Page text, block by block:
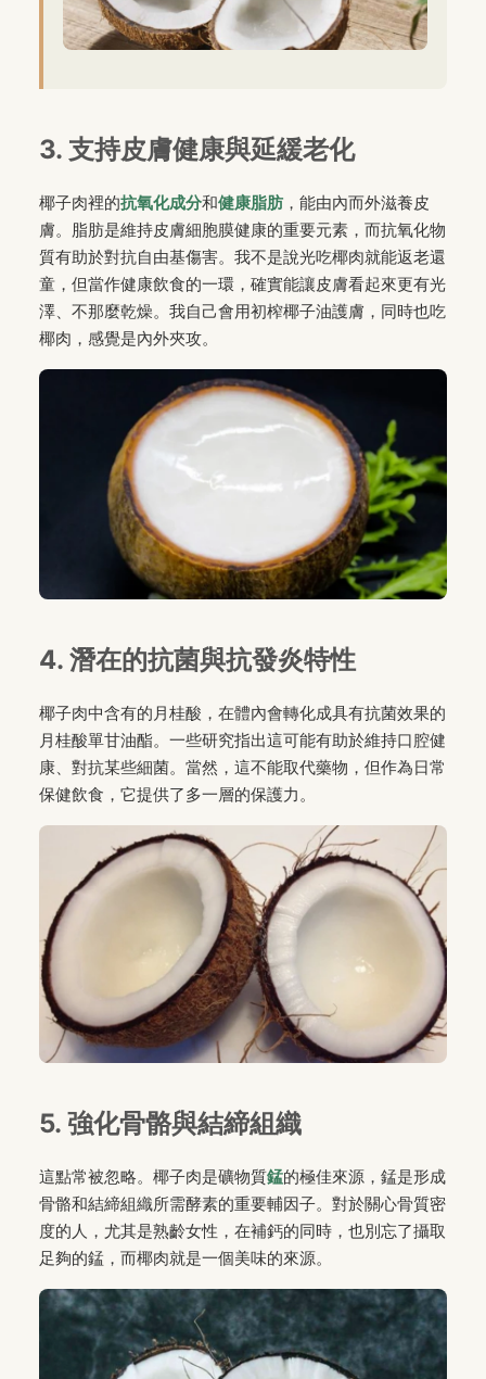
3. 支持皮膚健康與延緩老化
椰子肉裡的抗氧化成分和健康脂肪，能由內而外滋養皮
膚。脂肪是維持皮膚細胞膜健康的重要元素，而抗氧化物
質有助於對抗自由基傷害。我不是說光吃椰肉就能返老還
童，但當作健康飲食的一環，確實能讓皮膚看起來更有光
澤、不那麼乾燥。我自己會用初榨椰子油護膚，同時也吃
椰肉，感覺是內外夾攻。
4. 潛在的抗菌與抗發炎特性
椰子肉中含有的月桂酸，在體內會轉化成具有抗菌效果的
月桂酸單甘油酯。一些研究指出這可能有助於維持口腔健
康、對抗某些細菌。當然，這不能取代藥物，但作為日常
保健飲食，它提供了多一層的保護力。
5. 強化骨骼與結締組織
這點常被忽略。椰子肉是礦物質錳的極佳來源，錳是形成
骨骼和結締組織所需酵素的重要輔因子。對於關心骨質密
度的人，尤其是熟齡女性，在補鈣的同時，也別忘了攝取
足夠的錳，而椰肉就是一個美味的來源。